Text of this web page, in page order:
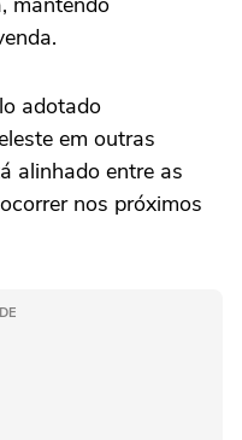
adotado
em outras
alinhado entre as
nos próximos